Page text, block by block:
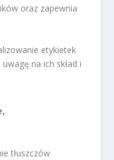
oraz zapewnia
etykietek
na ich skład i
tłuszczów